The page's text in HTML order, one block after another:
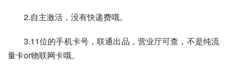
2.自主激活，没有快递费哦。
3.11位的手机卡号，联通出品，营业厅可查，不是纯流
量卡or物联网卡哦。